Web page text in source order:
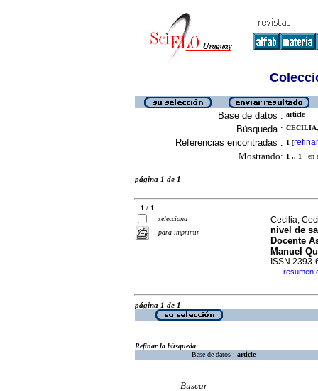
Base de datos : article
Búsqueda :
Referencias encontradas : 1 [refinar
Mostrando: 1 .. 1 en
página 1 de 1
1 / 1
selecciona
para imprimir
Cecilia,
nivel de
Docente
Manuel
ISSN 2393-
· resumen
página 1 de 1
Refinar la búsqueda
Base de datos : article
Buscar